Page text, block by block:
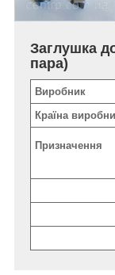
Заглушка
пара)
Виробник
Країна
Призначення